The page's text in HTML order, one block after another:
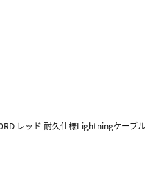
レッド 耐久仕様Lightningケーブ